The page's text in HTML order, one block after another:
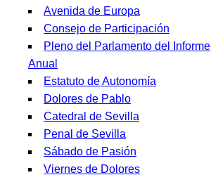
Avenida de Europa
Consejo de Participación
Pleno del Parlamento del Informe
Anual
Estatuto de Autonomía
Dolores de Pablo
Catedral de Sevilla
Penal de Sevilla
Sábado de Pasión
Viernes de Dolores